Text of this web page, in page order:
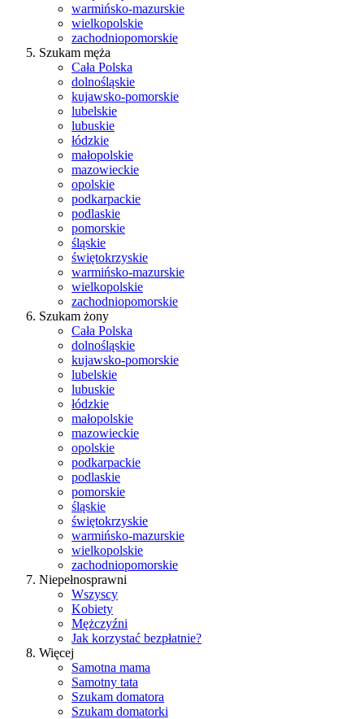
warmińsko-mazurskie
wielkopolskie
zachodniopomorskie
Szukam męża
Cała Polska
dolnośląskie
kujawsko-pomorskie
lubelskie
lubuskie
łódzkie
małopolskie
mazowieckie
opolskie
podkarpackie
podlaskie
pomorskie
śląskie
świętokrzyskie
warmińsko-mazurskie
wielkopolskie
zachodniopomorskie
Szukam żony
Cała Polska
dolnośląskie
kujawsko-pomorskie
lubelskie
lubuskie
łódzkie
małopolskie
mazowieckie
opolskie
podkarpackie
podlaskie
pomorskie
śląskie
świętokrzyskie
warmińsko-mazurskie
wielkopolskie
zachodniopomorskie
Niepełnosprawni
Wszyscy
Kobiety
Mężczyźni
Jak korzystać bezpłatnie?
Więcej
Samotna mama
Samotny tata
Szukam domatora
Szukam domatorki